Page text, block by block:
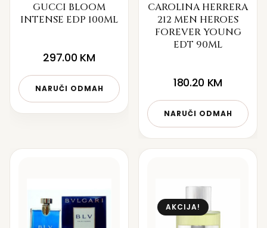
GUCCI BLOOM
INTENSE EDP 100ML
297.00 KM
NARUČI ODMAH
CAROLINA HERRERA
212 MEN HEROES
FOREVER YOUNG
EDT 90ML
180.20 KM
NARUČI ODMAH
AKCIJA!